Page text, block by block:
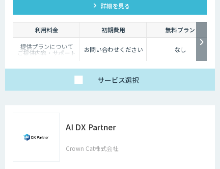
る」といった運用上の問題に対し、日本語に特化した自然言語
処理技術でアプローチします。 「DX-laei」は、ドキュメント
の構造化処理に加え、ユーザーの質問意図を意味的に再構成
し、最適な検索クエリへ変換する機能を備えています。これに
より、生成AIの精度を左右する“入力精度”と“検索対象の整
備”の両面から、RAGやAIエージェントの回答品質を向上させ
ます。
詳細を見る
利用料金 初期費用
無料プラン
提供プランについて
ご提供内容・サポート
範囲の違いに応じて、
汎用的な高精度ドキュ
DX-laeiの基本的な機能
を、高精度でありなが
らコストを抑えてご利
用いただけます。
お問い合わせください なし
サービス選択
AI DX Partner
Crown Cat株式会社